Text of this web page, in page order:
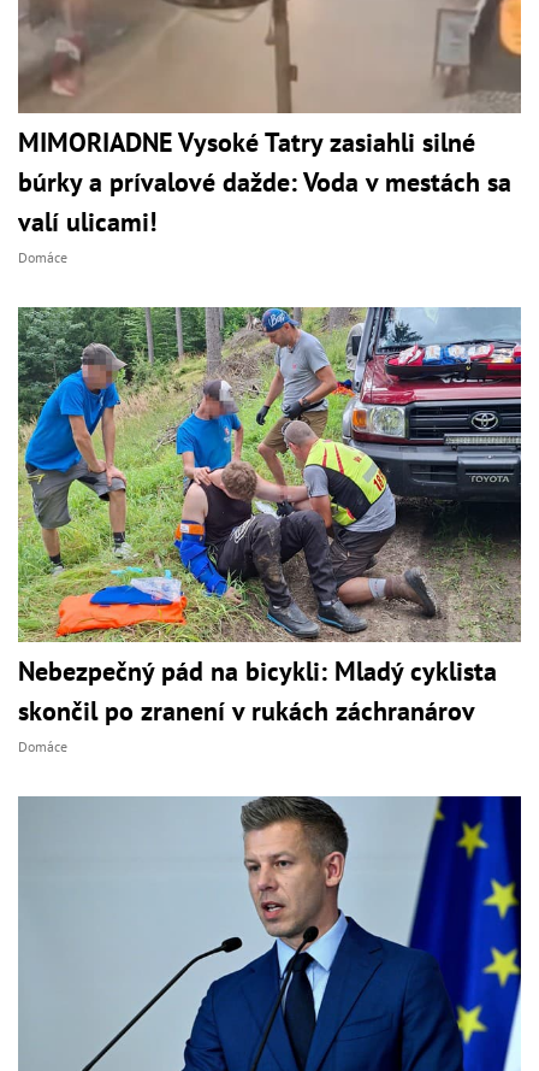
MIMORIADNE Vysoké Tatry zasiahli silné
búrky a prívalové dažde: Voda v mestách sa
valí ulicami!
Domáce
Nebezpečný pád na bicykli: Mladý cyklista
skončil po zranení v rukách záchranárov
Domáce